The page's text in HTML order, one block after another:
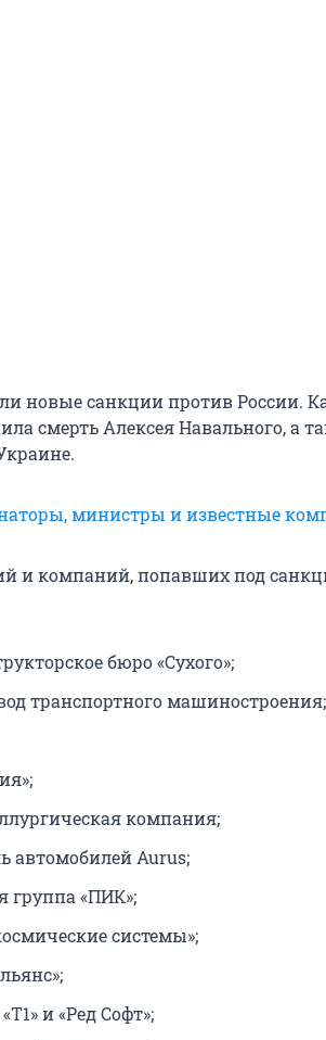
новые санкции против России.
смерть Алексея Навального, а
министры и известные
и компаний, попавших под
бюро «Сухого»;
транспортного машиностроения;
компания;
автомобилей Aurus;
группа «ПИК»;
системы»;
и «Ред Софт»;